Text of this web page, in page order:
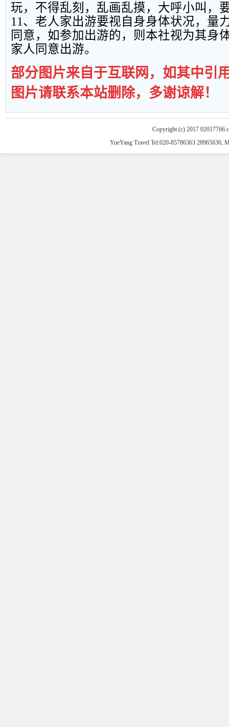
玩，不得乱刻，乱画乱摸，大呼小叫，
11、老人家出游要视自身身体状况，量
同意，如参加出游的，则本社视为其身
家人同意出游。
部分图片来自于互联网，如其中引
图片请联系本站删除，多谢谅解！
Copyright (c) 2017
YueYang Travel Tel:020-85786363 28965636,